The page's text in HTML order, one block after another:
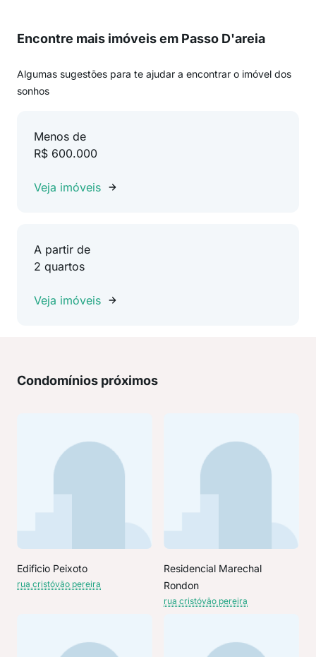
Encontre mais imóveis em Passo D'areia
Algumas sugestões para te ajudar a encontrar o imóvel dos
sonhos
Menos de
R$ 600.000
Veja imóveis
A partir de
2 quartos
Veja imóveis
Condomínios próximos
Edificio Peixoto
rua cristóvão pereira
Residencial Marechal
Rondon
rua cristóvão pereira